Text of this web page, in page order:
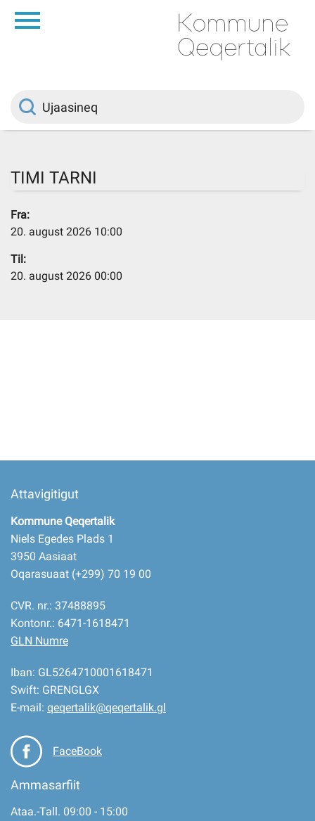
Innuttaasunut
Ileqqoreqqusat
TIMI TARNI
Fra:
20. august 2026 10:00
Til:
20. august 2026 00:00
Attavigitigut
Kommune Qeqertalik
Niels Egedes Plads 1
3950 Aasiaat
Oqarasuaat (+299) 70 19 00
CVR. nr.: 37488895
Kontonr.: 6471-1618471
GLN Numre
Iban: GL5264710001618471
Swift: GRENGLGX
E-mail: qeqertalik@qeqertalik.gl
FaceBook
Ammasarfiit
Ataa.-Tall. 09:00 - 15:00